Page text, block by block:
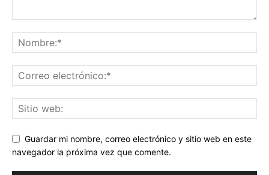
Guardar mi nombre, correo electrónico y sitio web en este
navegador la próxima vez que comente.